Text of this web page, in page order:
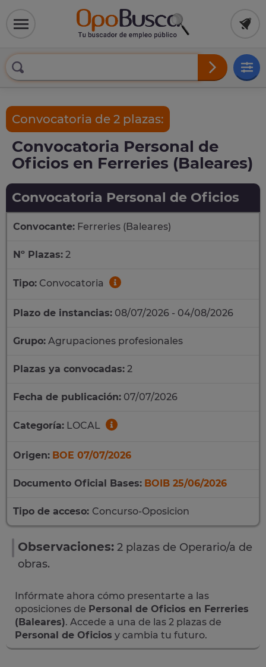
Convocatoria de 2 plazas:
Convocatoria Personal de
Oficios en Ferreries (Baleares)
Convocatoria Personal de Oficios
Convocante: Ferreries (Baleares)
Nº Plazas: 2
Tipo: Convocatoria
Plazo de instancias: 08/07/2026 - 04/08/2026
Grupo: Agrupaciones profesionales
Plazas ya convocadas: 2
Fecha de publicación: 07/07/2026
Categoría: LOCAL
Origen: BOE 07/07/2026
Documento Oficial Bases: BOIB 25/06/2026
Tipo de acceso: Concurso-Oposicion
Observaciones: 2 plazas de Operario/a de
obras.
Infórmate ahora cómo presentarte a las
oposiciones de Personal de Oficios en Ferreries
(Baleares). Accede a una de las 2 plazas de
Personal de Oficios y cambia tu futuro.